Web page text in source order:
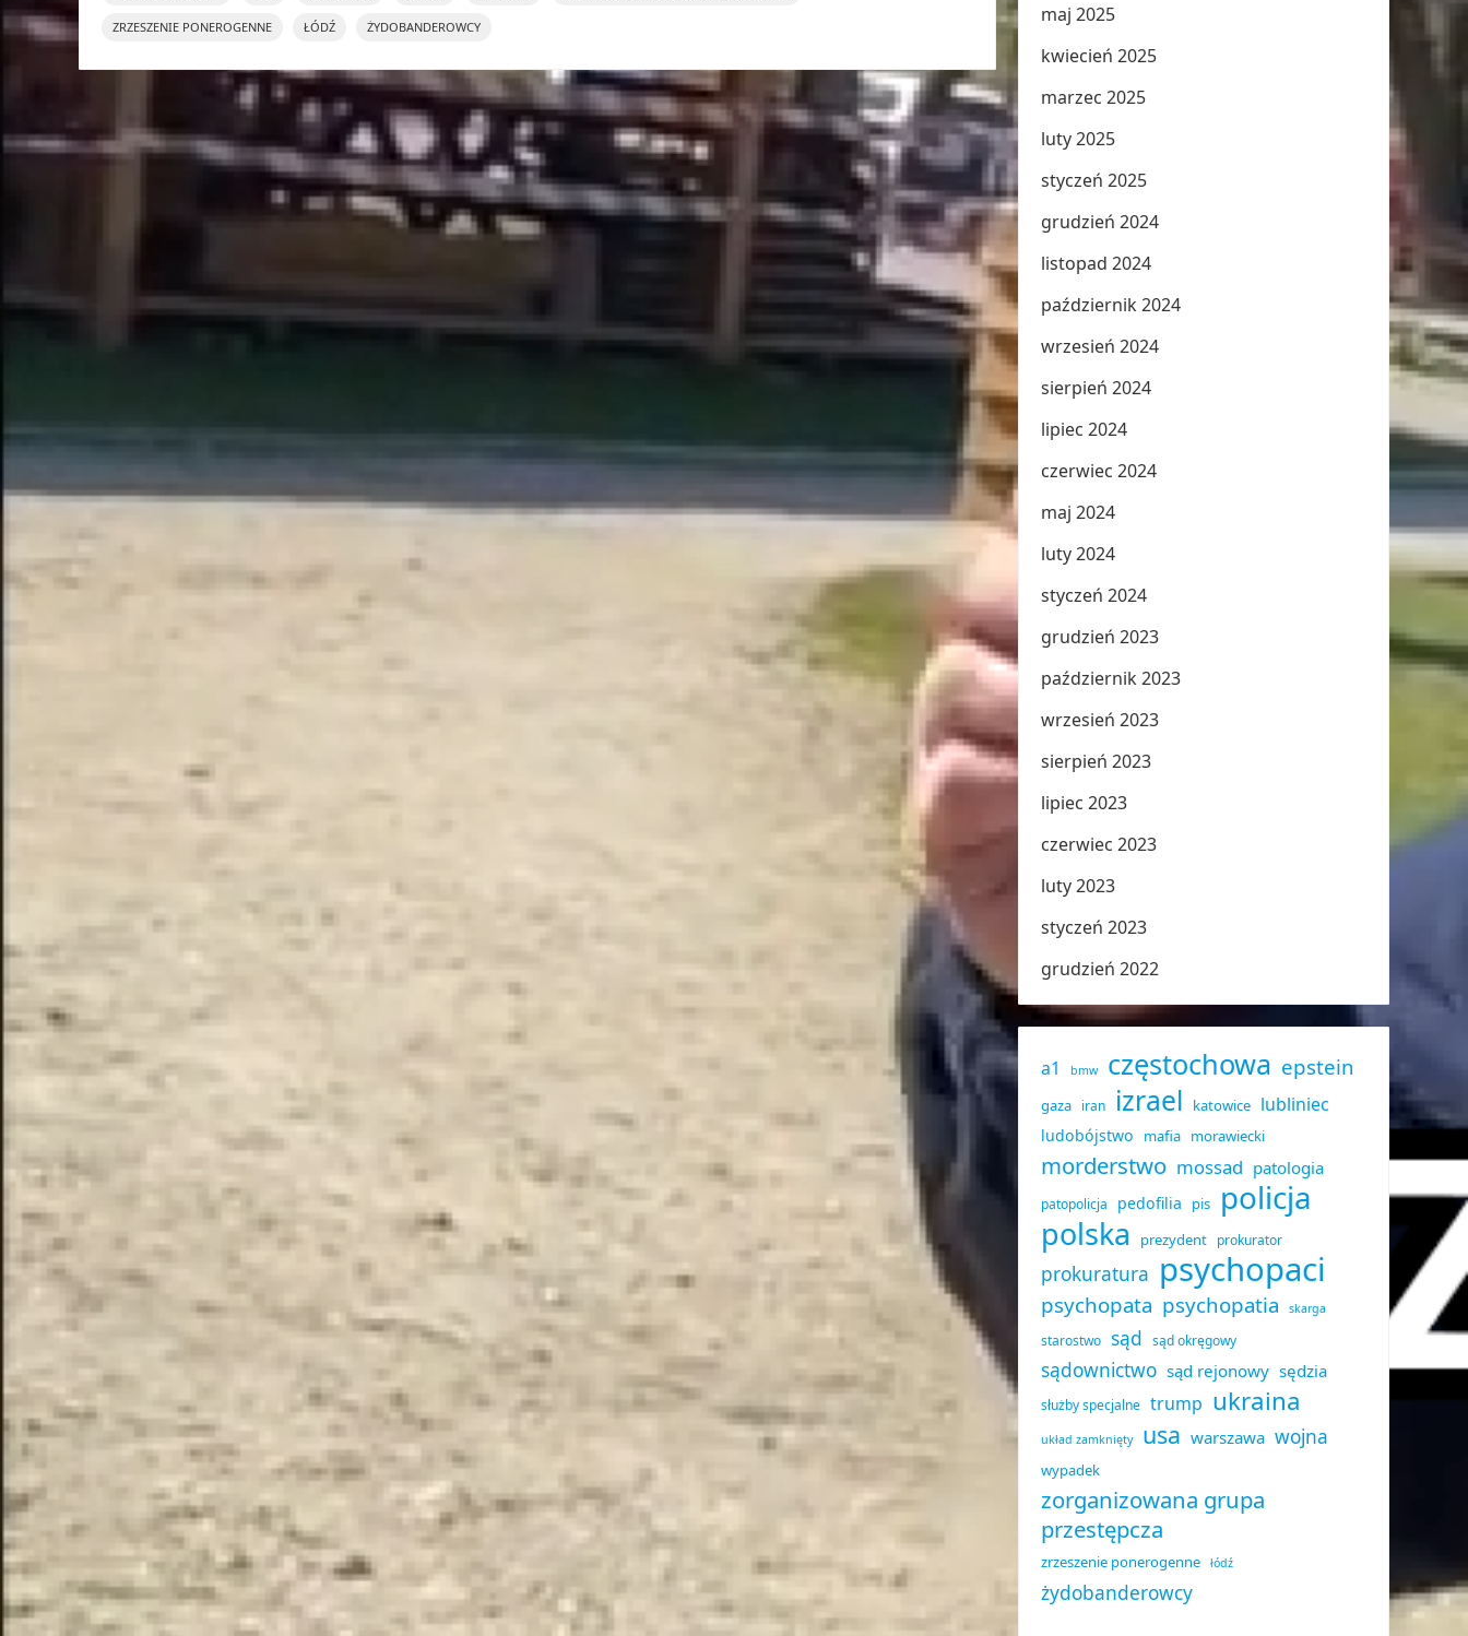
ZRZESZENIE PONEROGENNE ŁÓDŹ ŻYDOBANDEROWCY
maj 2025
kwiecień 2025
marzec 2025
luty 2025
styczeń 2025
grudzień 2024
listopad 2024
październik 2024
wrzesień 2024
sierpień 2024
lipiec 2024
czerwiec 2024
maj 2024
luty 2024
styczeń 2024
grudzień 2023
październik 2023
wrzesień 2023
sierpień 2023
lipiec 2023
czerwiec 2023
luty 2023
styczeń 2023
grudzień 2022
a1 bmw częstochowa epstein
gaza iran izrael katowice lubliniec
ludobójstwo mafia morawiecki
morderstwo mossad patologia
patopolicja pedofilia pis policja
polska prezydent prokurator
prokuratura psychopaci
psychopata psychopatia skarga
starostwo sąd sąd okręgowy
sądownictwo sąd rejonowy sędzia
służby specjalne trump ukraina
układ zamknięty usa warszawa wojna
wypadek
zorganizowana grupa
przestępcza
zrzeszenie ponerogenne łódź
żydobanderowcy